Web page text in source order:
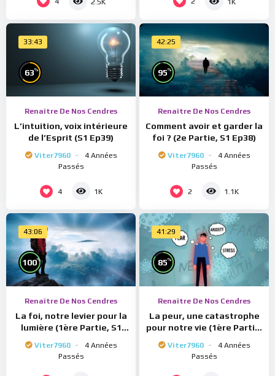
2.5K 1K
33:43
63%
Renaître De Nos Cendres
L’intuition, voix intérieure
de l’Esprit (S1 Ep39)
Viter7960
4 Années
Passés
4 1K
42:25
95%
Renaître De Nos Cendres
Comment avoir et garder la
foi ? (2e Partie, S1 Ep38)
Viter7960
4 Années
Passés
2 1.1K
43:06
100%
Renaître De Nos Cendres
La foi, notre levier pour la
lumière (1ère Partie, S1
Viter7960
4 Années
Passés
41:29
85%
Renaître De Nos Cendres
La peur, une catastrophe
pour notre vie (1ère Partie,
Viter7960
4 Années
Passés